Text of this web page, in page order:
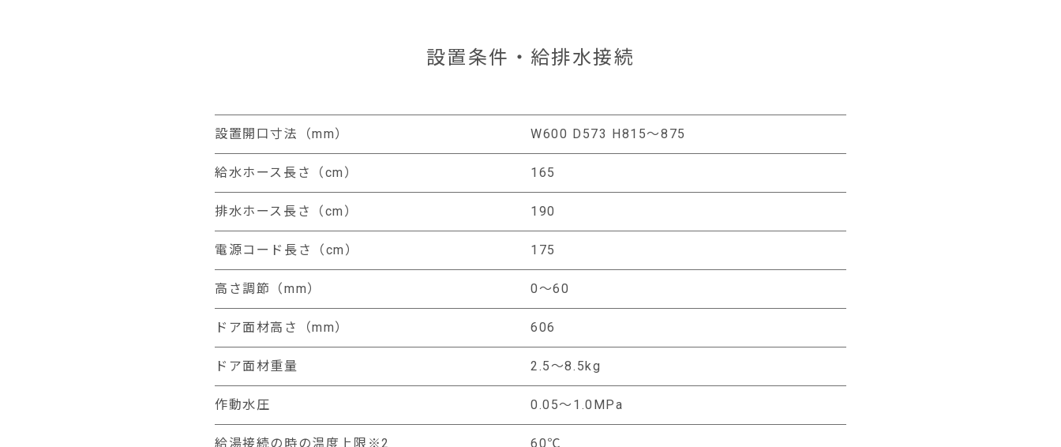
設置条件・給排水接続
設置開口寸法（mm） W600 D573 H815〜875
給水ホース長さ（cm） 165
排水ホース長さ（cm） 190
電源コード長さ（cm） 175
高さ調節（mm） 0〜60
ドア面材高さ（mm） 606
ドア面材重量 2.5〜8.5kg
作動水圧 0.05〜1.0MPa
給湯接続の時の温度上限※2 60℃